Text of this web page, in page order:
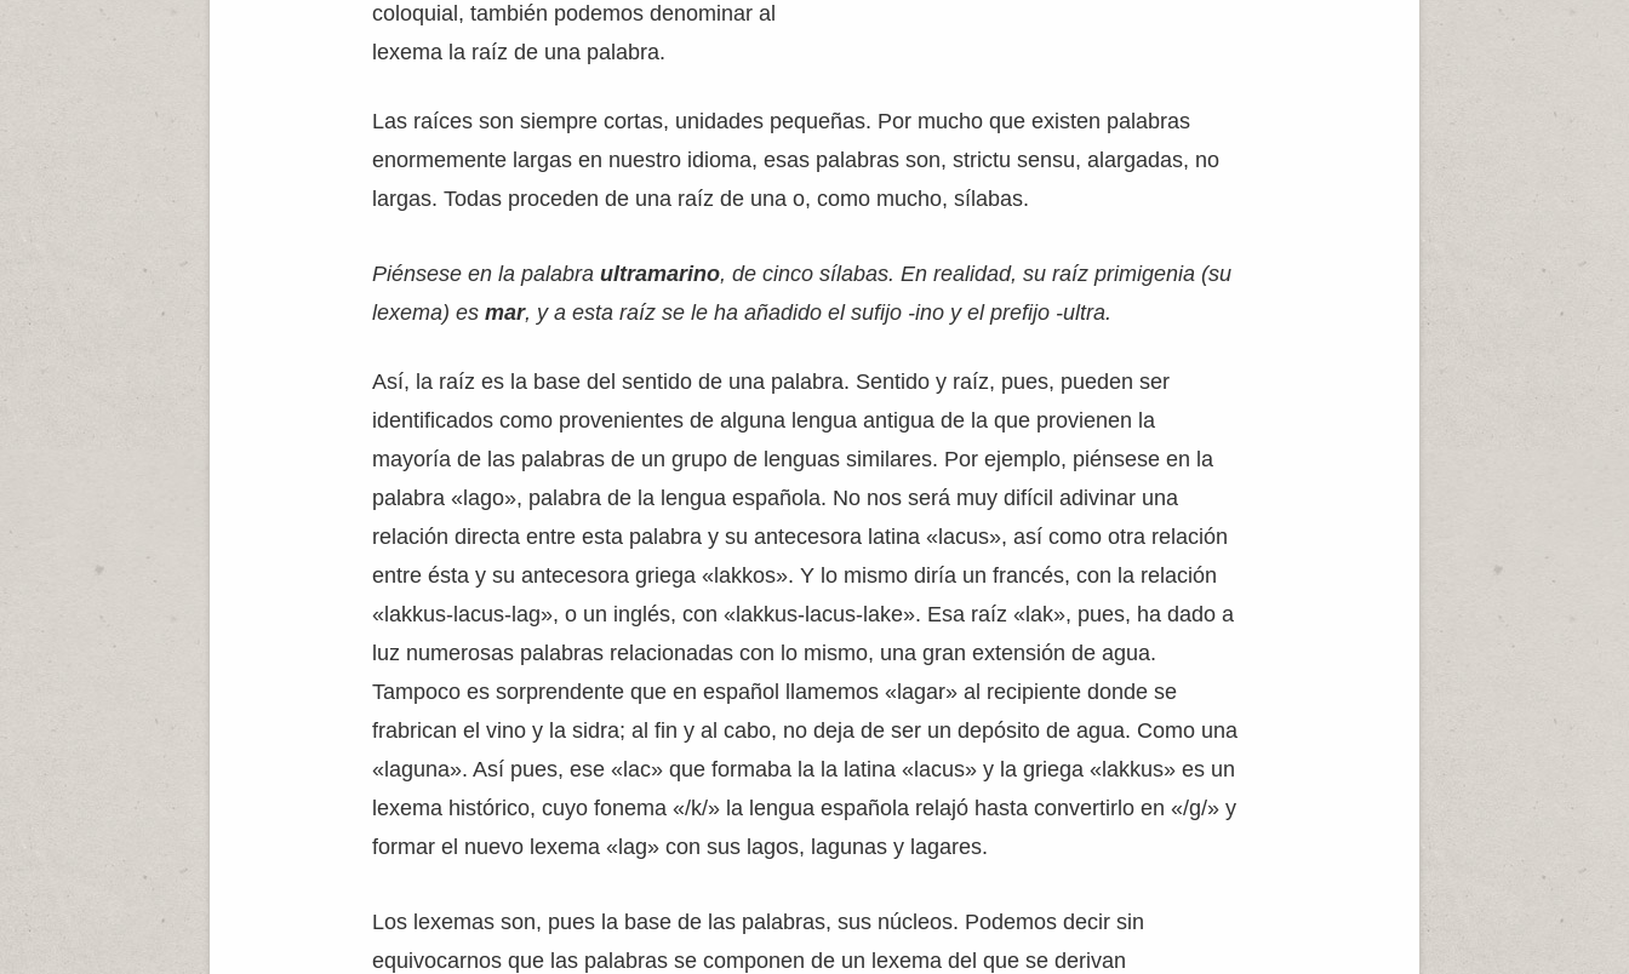
coloquial, también podemos denominar al
lexema la raíz de una palabra.
Las raíces son siempre cortas, unidades pequeñas. Por mucho que existen palabras
enormemente largas en nuestro idioma, esas palabras son, strictu sensu, alargadas, no
largas. Todas proceden de una raíz de una o, como mucho, sílabas.
Piénsese en la palabraultramarino, de cinco sílabas. En realidad, su raíz primigenia (su
lexema) esmar, y a esta raíz se le ha añadido el sufijo -ino y el prefijo -ultra.
Así, la raíz es la base del sentido de una palabra. Sentido y raíz, pues, pueden ser
identificados como provenientes de alguna lengua antigua de la que provienen la
mayoría de las palabras de un grupo de lenguas similares. Por ejemplo, piénsese en la
palabra «lago», palabra de la lengua española. No nos será muy difícil adivinar una
relación directa entre esta palabra y su antecesora latina «lacus», así como otra relación
entre ésta y su antecesora griega «lakkos». Y lo mismo diría un francés, con la relación
«lakkus-lacus-lag», o un inglés, con «lakkus-lacus-lake». Esa raíz «lak», pues, ha dado a
luz numerosas palabras relacionadas con lo mismo, una gran extensión de agua.
Tampoco es sorprendente que en español llamemos «lagar» al recipiente donde se
frabrican el vino y la sidra; al fin y al cabo, no deja de ser un depósito de agua. Como una
«laguna». Así pues, ese «lac» que formaba la la latina «lacus» y la griega «lakkus» es un
lexema histórico, cuyo fonema «/k/» la lengua española relajó hasta convertirlo en «/g/» y
formar el nuevo lexema «lag» con sus lagos, lagunas y lagares.
Los lexemas son, pues la base de las palabras, sus núcleos. Podemos decir sin
equivocarnos que las palabras se componen de un lexema del que se derivan